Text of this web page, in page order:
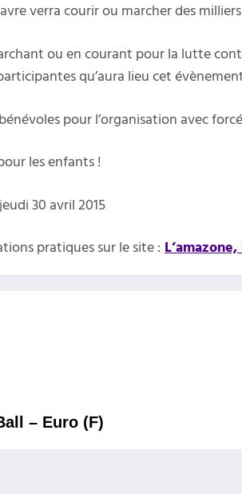
verra courir ou marcher des
ou en courant pour la lutte
qu’aura lieu cet
pour l’organisation avec
les enfants !
30 avril 2015
pratiques sur le site :
– Euro (F)